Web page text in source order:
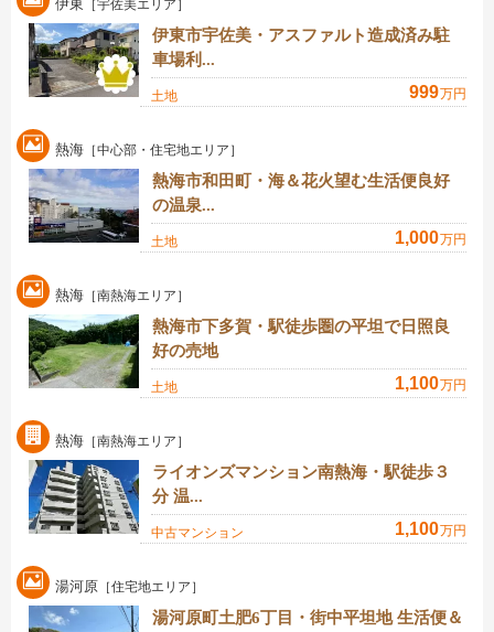
伊東 ［宇佐美エリア］
伊東市宇佐美・アスファルト造成済み駐
車場利...
土地 999万円
熱海 ［中心部・住宅地エリア］
熱海市和田町・海＆花火望む生活便良好
の温泉...
土地 1,000万円
熱海 ［南熱海エリア］
熱海市下多賀・駅徒歩圏の平坦で日照良
好の売地
土地 1,100万円
熱海 ［南熱海エリア］
ライオンズマンション南熱海・駅徒歩３
分 温...
中古マンション 1,100万円
湯河原 ［住宅地エリア］
湯河原町土肥6丁目・街中平坦地 生活便＆